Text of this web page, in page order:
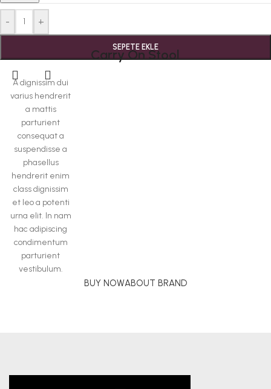
Carry On Stool
A dignissim dui
varius hendrerit
a mattis
parturient
consequat a
suspendisse a
phasellus
hendrerit enim
class dignissim
et leo a potenti
urna elit. In nam
hac adipiscing
condimentum
parturient
vestibulum.
BUY NOWABOUT BRAND
- +
SEPETE EKLE